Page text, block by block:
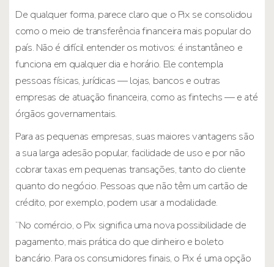
De qualquer forma, parece claro que o Pix se consolidou
como o meio de transferência financeira mais popular do
país. Não é difícil entender os motivos: é instantâneo e
funciona em qualquer dia e horário. Ele contempla
pessoas físicas, jurídicas — lojas, bancos e outras
empresas de atuação financeira, como as fintechs — e até
órgãos governamentais.
Para as pequenas empresas, suas maiores vantagens são
a sua larga adesão popular, facilidade de uso e por não
cobrar taxas em pequenas transações, tanto do cliente
quanto do negócio. Pessoas que não têm um cartão de
crédito, por exemplo, podem usar a modalidade.
“No comércio, o Pix significa uma nova possibilidade de
pagamento, mais prática do que dinheiro e boleto
bancário. Para os consumidores finais, o Pix é uma opção